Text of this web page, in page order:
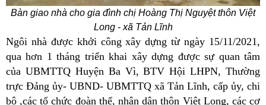
Bàn giao nhà cho gia đình chị Hoàng Thị Nguyệt thôn Việt
Long - xã Tản Lĩnh
Ngôi nhà được khởi công xây dựng từ ngày 15/11/2021,
qua hơn 1 tháng triển khai xây dựng được sự quan tâm
của UBMTTQ Huyện Ba Vì, BTV Hội LHPN, Thường
trực Đảng ủy- UBND- UBMTTQ xã Tản Lĩnh, cấp ủy, chi
bộ ,các tổ chức đoàn thể, nhân dân thôn Việt Long, các cơ